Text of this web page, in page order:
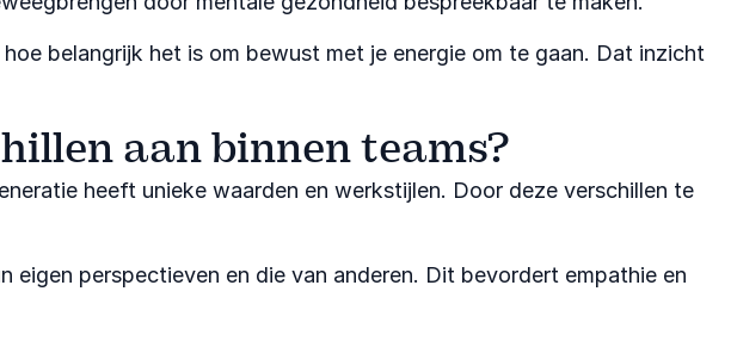
belangrijk het is om bewust met je energie om te gaan. Dat inzicht
aan binnen teams?
heeft unieke waarden en werkstijlen. Door deze verschillen te
perspectieven en die van anderen. Dit bevordert empathie en